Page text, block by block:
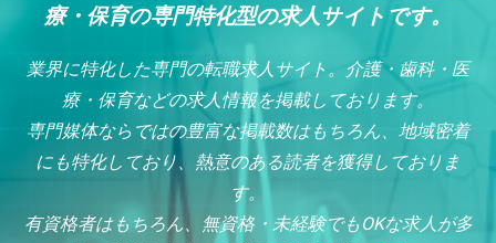
療・保育の専門特化型の求人サイトです。
業界に特化した専門の転職求人サイト。介護・歯科・医
療・保育などの求人情報を掲載しております。
専門媒体ならではの豊富な掲載数はもちろん、地域密着
にも特化しており、熱意のある読者を獲得しておりま
す。
有資格者はもちろん、無資格・未経験でもOKな求人が多